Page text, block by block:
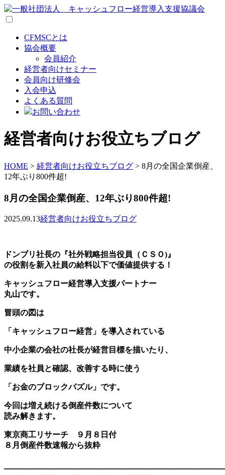
CFMSCとは
協会概要
会員紹介
経営者向けセミナー
会員向け研修会
入会申込
よくある質問
お問い合わせ
経営者向けお役立ちブログ
HOME > 経営者向けお役立ちブログ > 8月の全国企業倒産、
12年ぶり800件超!
8月の全国企業倒産、12年ぶり800件超!
2025.09.13経営者向けお役立ちブログ
ドンブリ社長の『社外戦略担当役員（ＣＳＯ)』
の役割を新入社員の給料以下で価値提供する！
キャッシュフロー経営導入支援パートナー
丸山です。
冒頭の図は
「キャッシュフロー経営」を導入されている
中小企業の会社の社長が経営目標を描いたり、
業績を社員と確認、改善する時に使う
「お金のブロックパズル」です。
今回は増え続ける倒産件数について
読み解きます。
東京商工リサーチ ９月８日付
８月倒産件数速報から抜粋